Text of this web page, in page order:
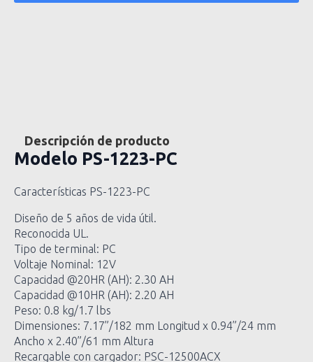
Descripción de producto
Modelo PS-1223-PC
Características PS-1223-PC
Diseño de 5 años de vida útil.
Reconocida UL.
Tipo de terminal: PC
Voltaje Nominal: 12V
Capacidad @20HR (AH): 2.30 AH
Capacidad @10HR (AH): 2.20 AH
Peso: 0.8 kg/1.7 lbs
Dimensiones: 7.17”/182 mm Longitud x 0.94”/24 mm
Ancho x 2.40”/61 mm Altura
Recargable con cargador: PSC-12500ACX